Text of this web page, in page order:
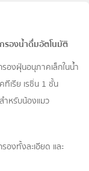
รองน้ำดื่มอัตโนมัติ
องฝุ่นอนุภาคเล็กในน้ำ
เรีย เรซิ่น 1 ชั้น
ำหรับน้องแมว
องทั้งละเอียด และ